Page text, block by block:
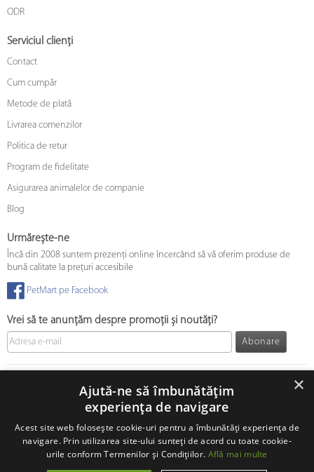
ODR
Serviciul clienți
Contact
Cum cumpăr
Metode de plată
Livrarea comenzilor
Politica de retur
Program de fidelitate
Asigurarea animalelor de companie
Blog
Urmărește-ne
Încă din 2008 suntem prezenți online încercând să vă oferim produse de
bună calitate la prețuri accesibile
PetMart pe Facebook
Vrei să te anunțăm despre promoții și noutăți?
Abonare
×
Ajută-ne să îmbunătățim
experiența de navigare
Acest site web folosește cookie-uri pentru a îmbunătăți experiența de
navigare. Prin utilizarea site-ului sunteți de acord cu toate cookie-
urile conform Termenilor și Condițiilor. Află mai multe